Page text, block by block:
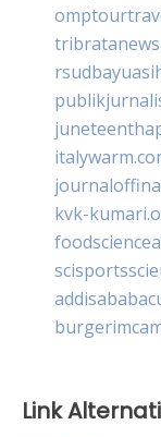
kvk-
Link